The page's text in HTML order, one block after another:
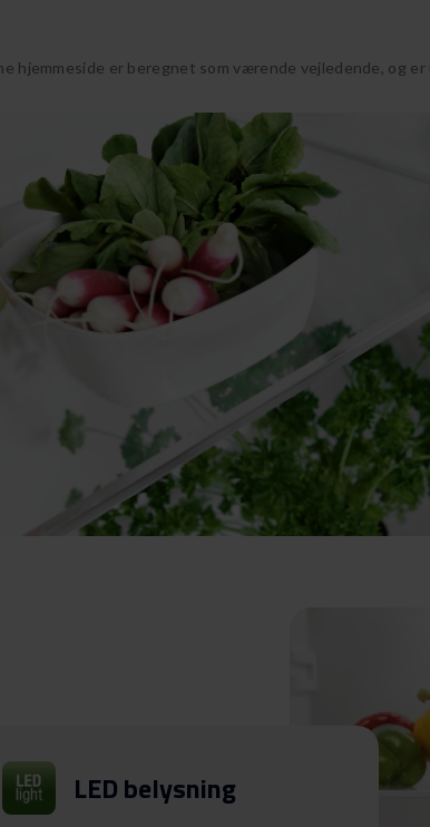
er beregnet som værende vejledende, og
LED belysning